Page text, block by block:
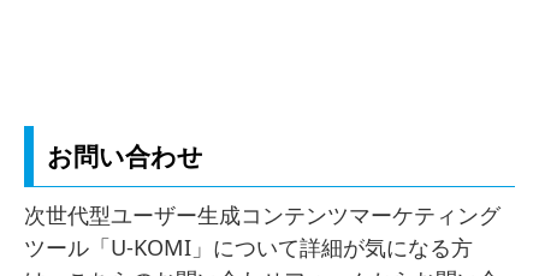
お問い合わせ
次世代型ユーザー生成コンテンツマーケティング
ツール「U-KOMI」について詳細が気になる方